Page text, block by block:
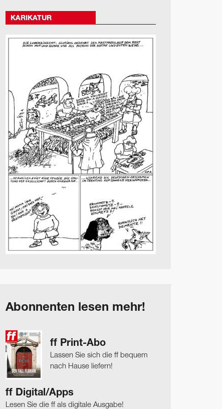
KARIKATUR
Abonnenten lesen mehr!
ff Print-Abo
Lassen Sie sich die ff bequem
nach Hause liefern!
ff Digital/Apps
Lesen Sie die ff als digitale Ausgabe!